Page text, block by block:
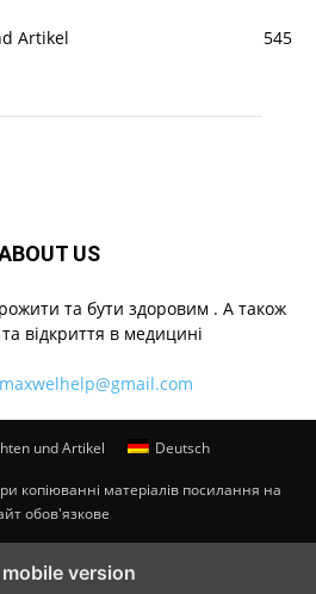
Artikel 545
US
та бути здоровим . А також
відкриття в медицині
maxwelhelp@gmail.com
und Artikel Deutsch
копіюванні матеріалів посилання на
обов'язкове
version